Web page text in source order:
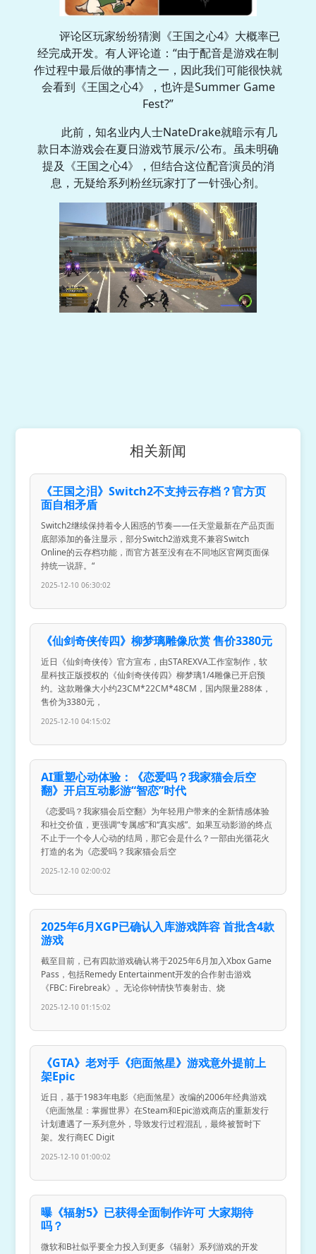
评论区玩家纷纷猜测《王国之心4》大概率已
经完成开发。有人评论道：“由于配音是游戏在制
作过程中最后做的事情之一，因此我们可能很快就
会看到《王国之心4》，也许是Summer Game
Fest?”
此前，知名业内人士NateDrake就暗示有几
款日本游戏会在夏日游戏节展示/公布。虽未明确
提及《王国之心4》，但结合这位配音演员的消
息，无疑给系列粉丝玩家打了一针强心剂。
相关新闻
《王国之泪》Switch2不支持云存档？官方页
面自相矛盾
Switch2继续保持着令人困惑的节奏——任天堂最新在产品页面
底部添加的备注显示，部分Switch2游戏竟不兼容Switch
Online的云存档功能，而官方甚至没有在不同地区官网页面保
持统一说辞。“
2025-12-10 06:30:02
《仙剑奇侠传四》柳梦璃雕像欣赏 售价3380元
近日《仙剑奇侠传》官方宣布，由STAREXVA工作室制作，软
星科技正版授权的《仙剑奇侠传四》柳梦璃1/4雕像已开启预
约。这款雕像大小约23CM*22CM*48CM，国内限量288体，
售价为3380元，
2025-12-10 04:15:02
AI重塑心动体验：《恋爱吗？我家猫会后空
翻》开启互动影游“智恋”时代
《恋爱吗？我家猫会后空翻》为年轻用户带来的全新情感体验
和社交价值，更强调“专属感”和“真实感”。如果互动影游的终点
不止于一个令人心动的结局，那它会是什么？一部由光循花火
打造的名为《恋爱吗？我家猫会后空
2025-12-10 02:00:02
2025年6月XGP已确认入库游戏阵容 首批含4款
游戏
截至目前，已有四款游戏确认将于2025年6月加入Xbox Game
Pass，包括Remedy Entertainment开发的合作射击游戏
《FBC: Firebreak》。无论你钟情快节奏射击、烧
2025-12-10 01:15:02
《GTA》老对手《疤面煞星》游戏意外提前上
架Epic
近日，基于1983年电影《疤面煞星》改编的2006年经典游戏
《疤面煞星：掌握世界》在Steam和Epic游戏商店的重新发行
计划遭遇了一系列意外，导致发行过程混乱，最终被暂时下
架。发行商EC Digit
2025-12-10 01:00:02
曝《辐射5》已获得全面制作许可 大家期待
吗？
微软和B社似乎要全力投入到更多《辐射》系列游戏的开发